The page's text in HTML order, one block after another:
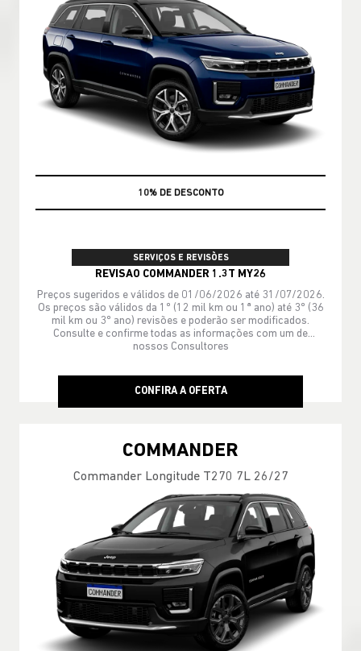
MÃO DE OBRA
SERVIÇOS E REVISÕES
REVISAO COMMANDER 1.3T MY26
Preços sugeridos e válidos de 01/06/2026 até 31/07/2026.
Os preços são válidos da 1º (12 mil km ou 1ª ano) até 3º (36
mil km ou 3º ano) revisões e poderão ser modificados.
Consulte e confirme todas as informações com um de
nossos Consultores
CONFIRA A OFERTA
COMMANDER
Commander Longitude T270 7L 26/27